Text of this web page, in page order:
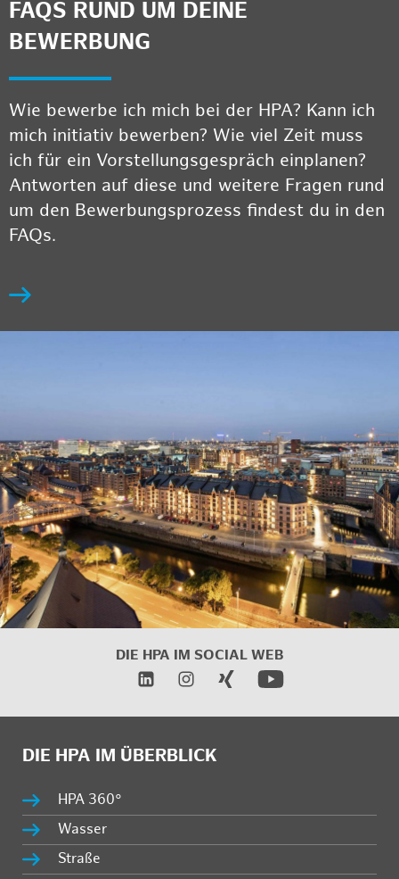
FAQS RUND UM DEINE
BEWERBUNG
Wie bewerbe ich mich bei der HPA? Kann ich
mich initiativ bewerben? Wie viel Zeit muss
ich für ein Vorstellungsgespräch einplanen?
Antworten auf diese und weitere Fragen rund
um den Bewerbungsprozess findest du in den
FAQs.
DIE HPA IM SOCIAL WEB
DIE HPA IM ÜBERBLICK
HPA 360°
Wasser
Straße